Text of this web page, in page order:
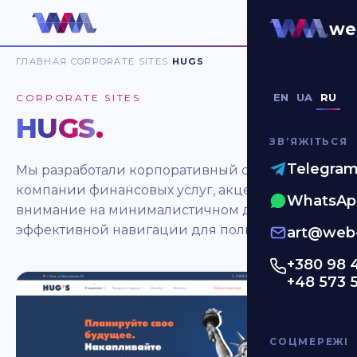
EN UA RU
ЗВʼЯЖІТЬСЯ
+380 98
+48 573
СОЦМЕРЕЖІ
ГЛАВНАЯ CORPORATE SITES HUGS
CORPORATE SITES
HUGS.
Мы разработали корпоративный сайт для
компании финансовых услуг, акцентируя
внимание на минималистичном дизайне и
эффективной навигации для пользователей.